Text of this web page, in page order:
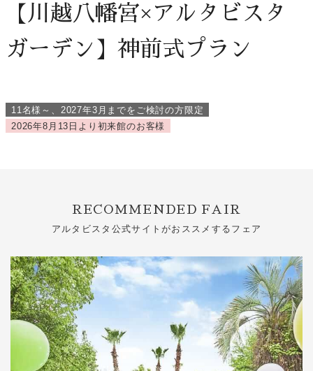
施設のご紹介
Chapel
Food
Membership
よくある質問
レポート
【川越八幡宮×アルタビスタ
ガーデン】神前式プラン
11名様～、2027年3月までをご検討の方限定
2026年8月13日より初来館のお客様
RECOMMENDED FAIR
アルタビスタ公式サイトがおススメするフェア